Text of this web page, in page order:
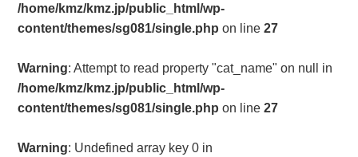
/home/kmz/kmz.jp/public_html/wp-
content/themes/sg081/single.php on line27
Warning: Attempt to read property "cat_name" on null in
/home/kmz/kmz.jp/public_html/wp-
content/themes/sg081/single.php on line27
Warning: Undefined array key 0 in